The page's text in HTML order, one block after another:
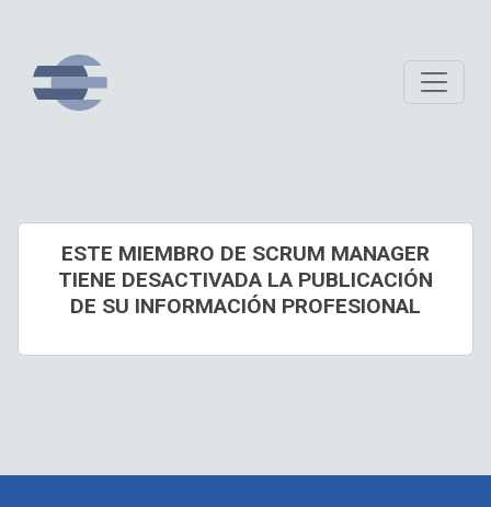
ESTE MIEMBRO DE SCRUM MANAGER
TIENE DESACTIVADA LA PUBLICACIÓN
DE SU INFORMACIÓN PROFESIONAL